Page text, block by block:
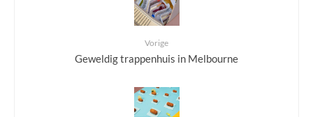
Vorige
Geweldig trappenhuis in Melbourne